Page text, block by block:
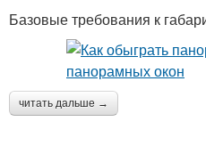
Базовые требования к
читать дальше →